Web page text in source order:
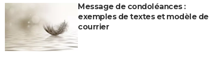
Message de condoléances :
exemples de textes et modèle de
courrier